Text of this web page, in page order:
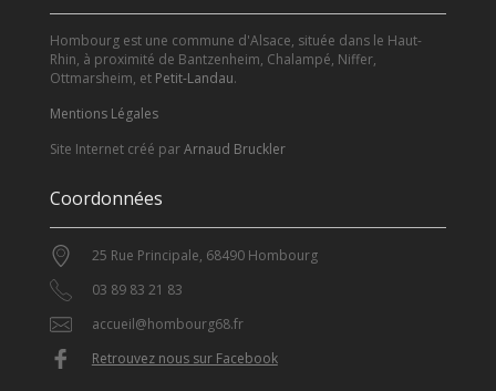
Hombourg est une commune d'Alsace, située dans le Haut-
Rhin, à proximité de Bantzenheim, Chalampé, Niffer,
Ottmarsheim, et Petit-Landau.
Mentions Légales
Site Internet créé parArnaud Bruckler
Coordonnées
25 Rue Principale, 68490 Hombourg
03 89 83 21 83
accueil@hombourg68.fr
Retrouvez nous sur Facebook